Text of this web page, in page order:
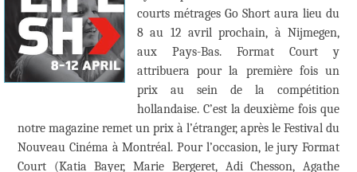
courts métrages Go Short aura lieu du
8 au 12 avril prochain, à Nijmegen,
aux Pays-Bas. Format Court y
attribuera pour la première fois un
prix au sein de la compétition
hollandaise. C’est la deuxième fois que
notre magazine remet un prix à l’étranger, après le Festival du
Nouveau Cinéma à Montréal. Pour l’occasion, le jury Format
Court (Katia Bayer, Marie Bergeret, Adi Chesson, Agathe